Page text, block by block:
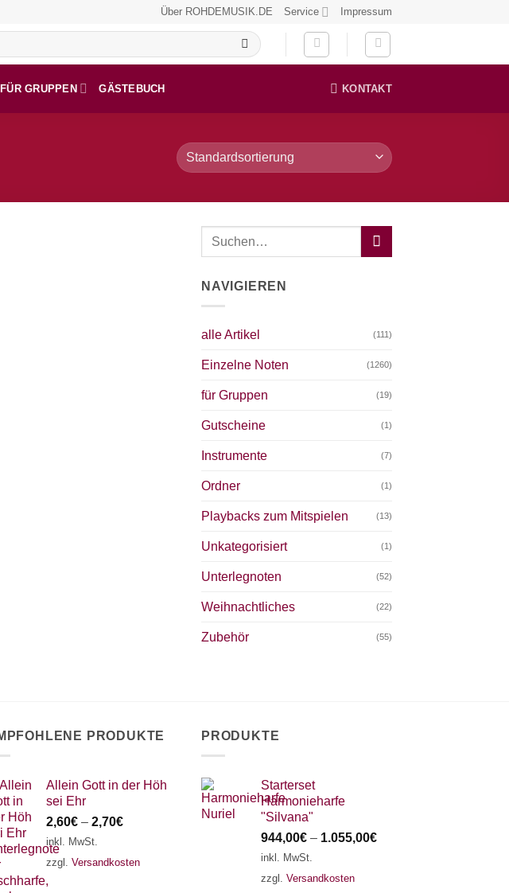
Über ROHDEMUSIK.DE Service Impressum
FÜR GRUPPEN GÄSTEBUCH KONTAKT
NAVIGIEREN
alle Artikel (111)
Einzelne Noten (1260)
für Gruppen (19)
Gutscheine (1)
Instrumente (7)
Ordner (1)
Playbacks zum Mitspielen (13)
Unkategorisiert (1)
Unterlegnoten (52)
Weihnachtliches (22)
Zubehör (55)
PRODUKTE
Allein Gott in der Höh
sei Ehr
2,60€ – 2,70€
inkl. MwSt.
zzgl. Versandkosten
PRODUKTE
Starterset
Harmonieharfe
"Silvana"
944,00€ – 1.055,00€
inkl. MwSt.
zzgl. Versandkosten